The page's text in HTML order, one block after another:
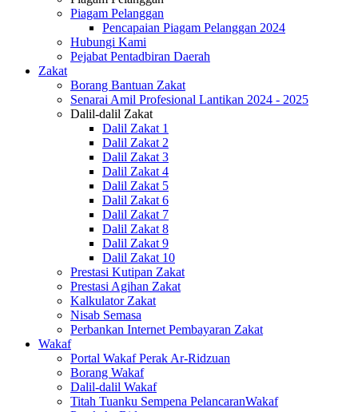
Piagam Pelanggan
Pencapaian Piagam Pelanggan 2024
Hubungi Kami
Pejabat Pentadbiran Daerah
Zakat
Borang Bantuan Zakat
Senarai Amil Profesional Lantikan 2024 - 2025
Dalil-dalil Zakat
Dalil Zakat 1
Dalil Zakat 2
Dalil Zakat 3
Dalil Zakat 4
Dalil Zakat 5
Dalil Zakat 6
Dalil Zakat 7
Dalil Zakat 8
Dalil Zakat 9
Dalil Zakat 10
Prestasi Kutipan Zakat
Prestasi Agihan Zakat
Kalkulator Zakat
Nisab Semasa
Perbankan Internet Pembayaran Zakat
Wakaf
Portal Wakaf Perak Ar-Ridzuan
Borang Wakaf
Dalil-dalil Wakaf
Titah Tuanku Sempena PelancaranWakaf